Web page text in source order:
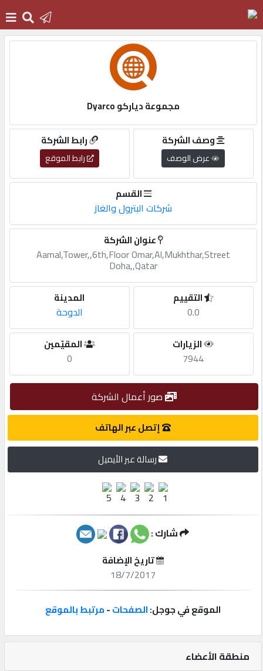
التسجيل
English
أضف
اعلانك
مطلوب
طلب
الاحصائيات
الأقسام
مميزة
إبحث
إعلانات
المنتدى
منطقة الأعضاء
مجموعة دياركو Dyarco
رابط الشركة
رابط الموقع
وصف الشركة
عرض الوصف
القسم
شركات البترول والغاز
عنوان الشركة
Aamal,Tower,,6th,Floor Omar,Al,Mukhthar,Street
Doha,,Qatar
المدينة
الدوحة
التقييم
0.0
المقيّمين
0
الزيارات
7944
صور أعمال الشركة
إتصل عبر الهاتف
رسالة عبر الأيميل
شارك :
تاريخ الإضافة
18/7/2017
الموقع في جوجل:الصفحات-مرتبط بالموقع